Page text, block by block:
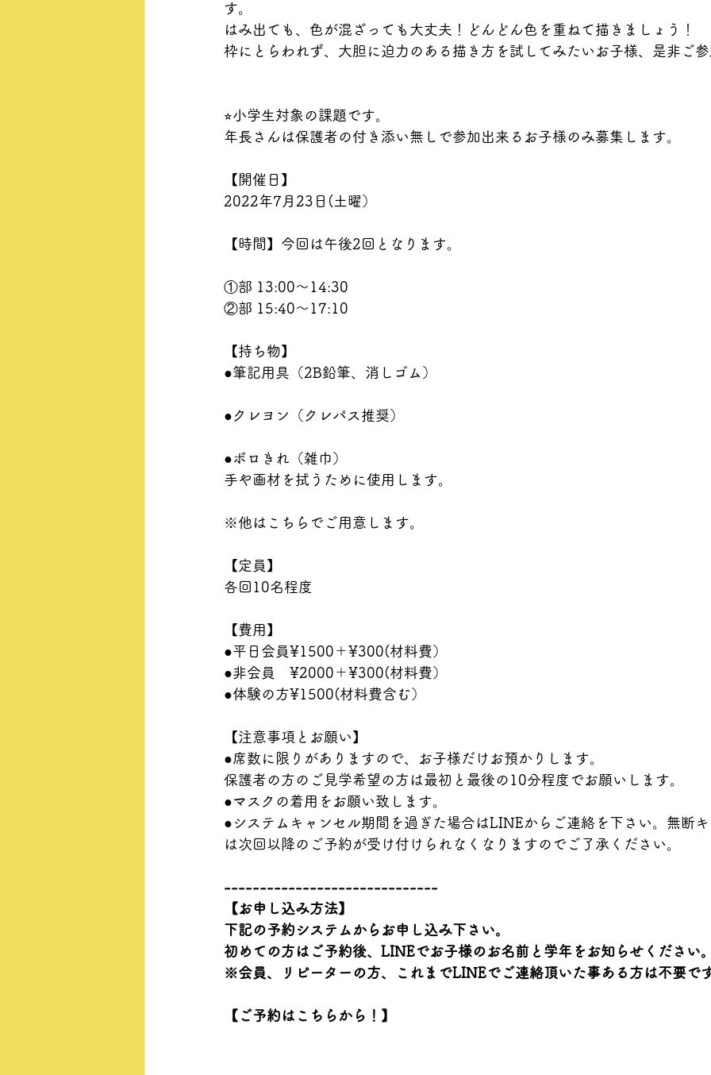
す。
はみ出ても、色が混ざっても大丈夫！どんどん色を重ねて描きましょう！
枠にとらわれず、大胆に迫力のある描き方を試してみたいお子様、是非ご参
⭐︎小学生対象の課題です。
年長さんは保護者の付き添い無しで参加出来るお子様のみ募集します。
【開催日】
2022年7月23日(土曜）
【時間】今回は午後2回となります。
①部 13:00〜14:30
②部 15:40〜17:10
【持ち物】
●筆記用具（2B鉛筆、消しゴム）
●クレヨン（クレパス推奨）
●ボロきれ（雑巾）
手や画材を拭うために使用します。
※他はこちらでご用意します。
【定員】
各回10名程度
【費用】
●平日会員¥1500＋¥300(材料費）
●非会員　¥2000＋¥300(材料費）
●体験の方¥1500(材料費含む）
【注意事項とお願い】
●席数に限りがありますので、お子様だけお預かりします。
保護者の方のご見学希望の方は最初と最後の10分程度でお願いします。
●マスクの着用をお願い致します。
●システムキャンセル期間を過ぎた場合はLINEからご連絡を下さい。無断
は次回以降のご予約が受け付けられなくなりますのでご了承ください。
------------------------------
【お申し込み方法】
下記の予約システムからお申し込み下さい。
初めての方はご予約後、LINEでお子様のお名前と学年をお知らせください。
※会員、リピーターの方、これまでLINEでご連絡頂いた事ある方は不要です
【ご予約はこちらから！】